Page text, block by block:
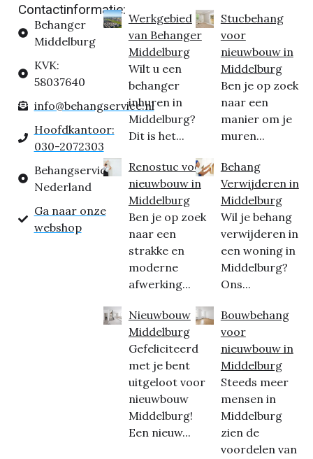
Contactinformatie:
Behanger
Middelburg
KVK:
58037640
info@behangservice.nl
Hoofdkantoor:
030-2072303
Behangservice
Nederland
Ga naar onze
webshop
Werkgebied
van Behanger
Middelburg
Wilt u een
behanger
inhuren in
Middelburg?
Dit is het...
Renostuc voor
nieuwbouw in
Middelburg
Ben je op zoek
naar een
strakke en
moderne
afwerking...
Nieuwbouw
Middelburg
Gefeliciteerd
met je bent
uitgeloot voor
nieuwbouw
Middelburg!
Een nieuw...
Stucbehang
voor
nieuwbouw in
Middelburg
Ben je op zoek
naar een
manier om je
muren...
Behang
Verwijderen in
Middelburg
Wil je behang
verwijderen in
een woning in
Middelburg?
Ons...
Bouwbehang
voor
nieuwbouw in
Middelburg
Steeds meer
mensen in
Middelburg
zien de
voordelen van